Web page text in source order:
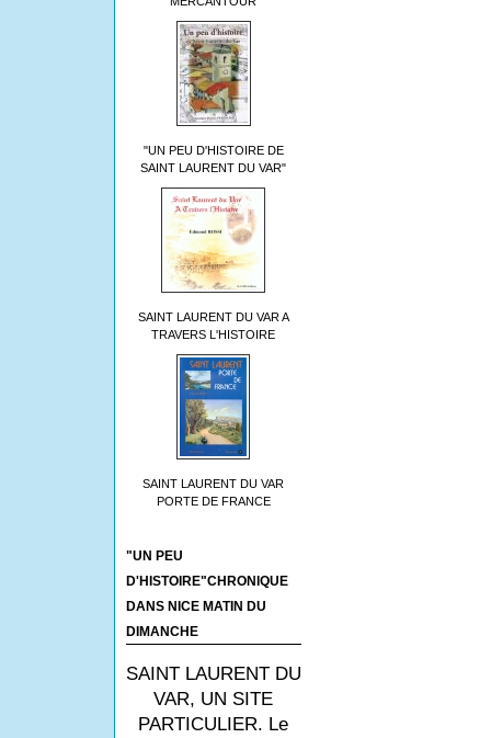
"UN PEU D'HISTOIRE DE
SAINT LAURENT DU VAR"
SAINT LAURENT DU VAR A
TRAVERS L'HISTOIRE
SAINT LAURENT DU VAR
PORTE DE FRANCE
"UN PEU
D'HISTOIRE"CHRONIQUE
DANS NICE MATIN DU
DIMANCHE
SAINT LAURENT DU
VAR, UN SITE
PARTICULIER. Le